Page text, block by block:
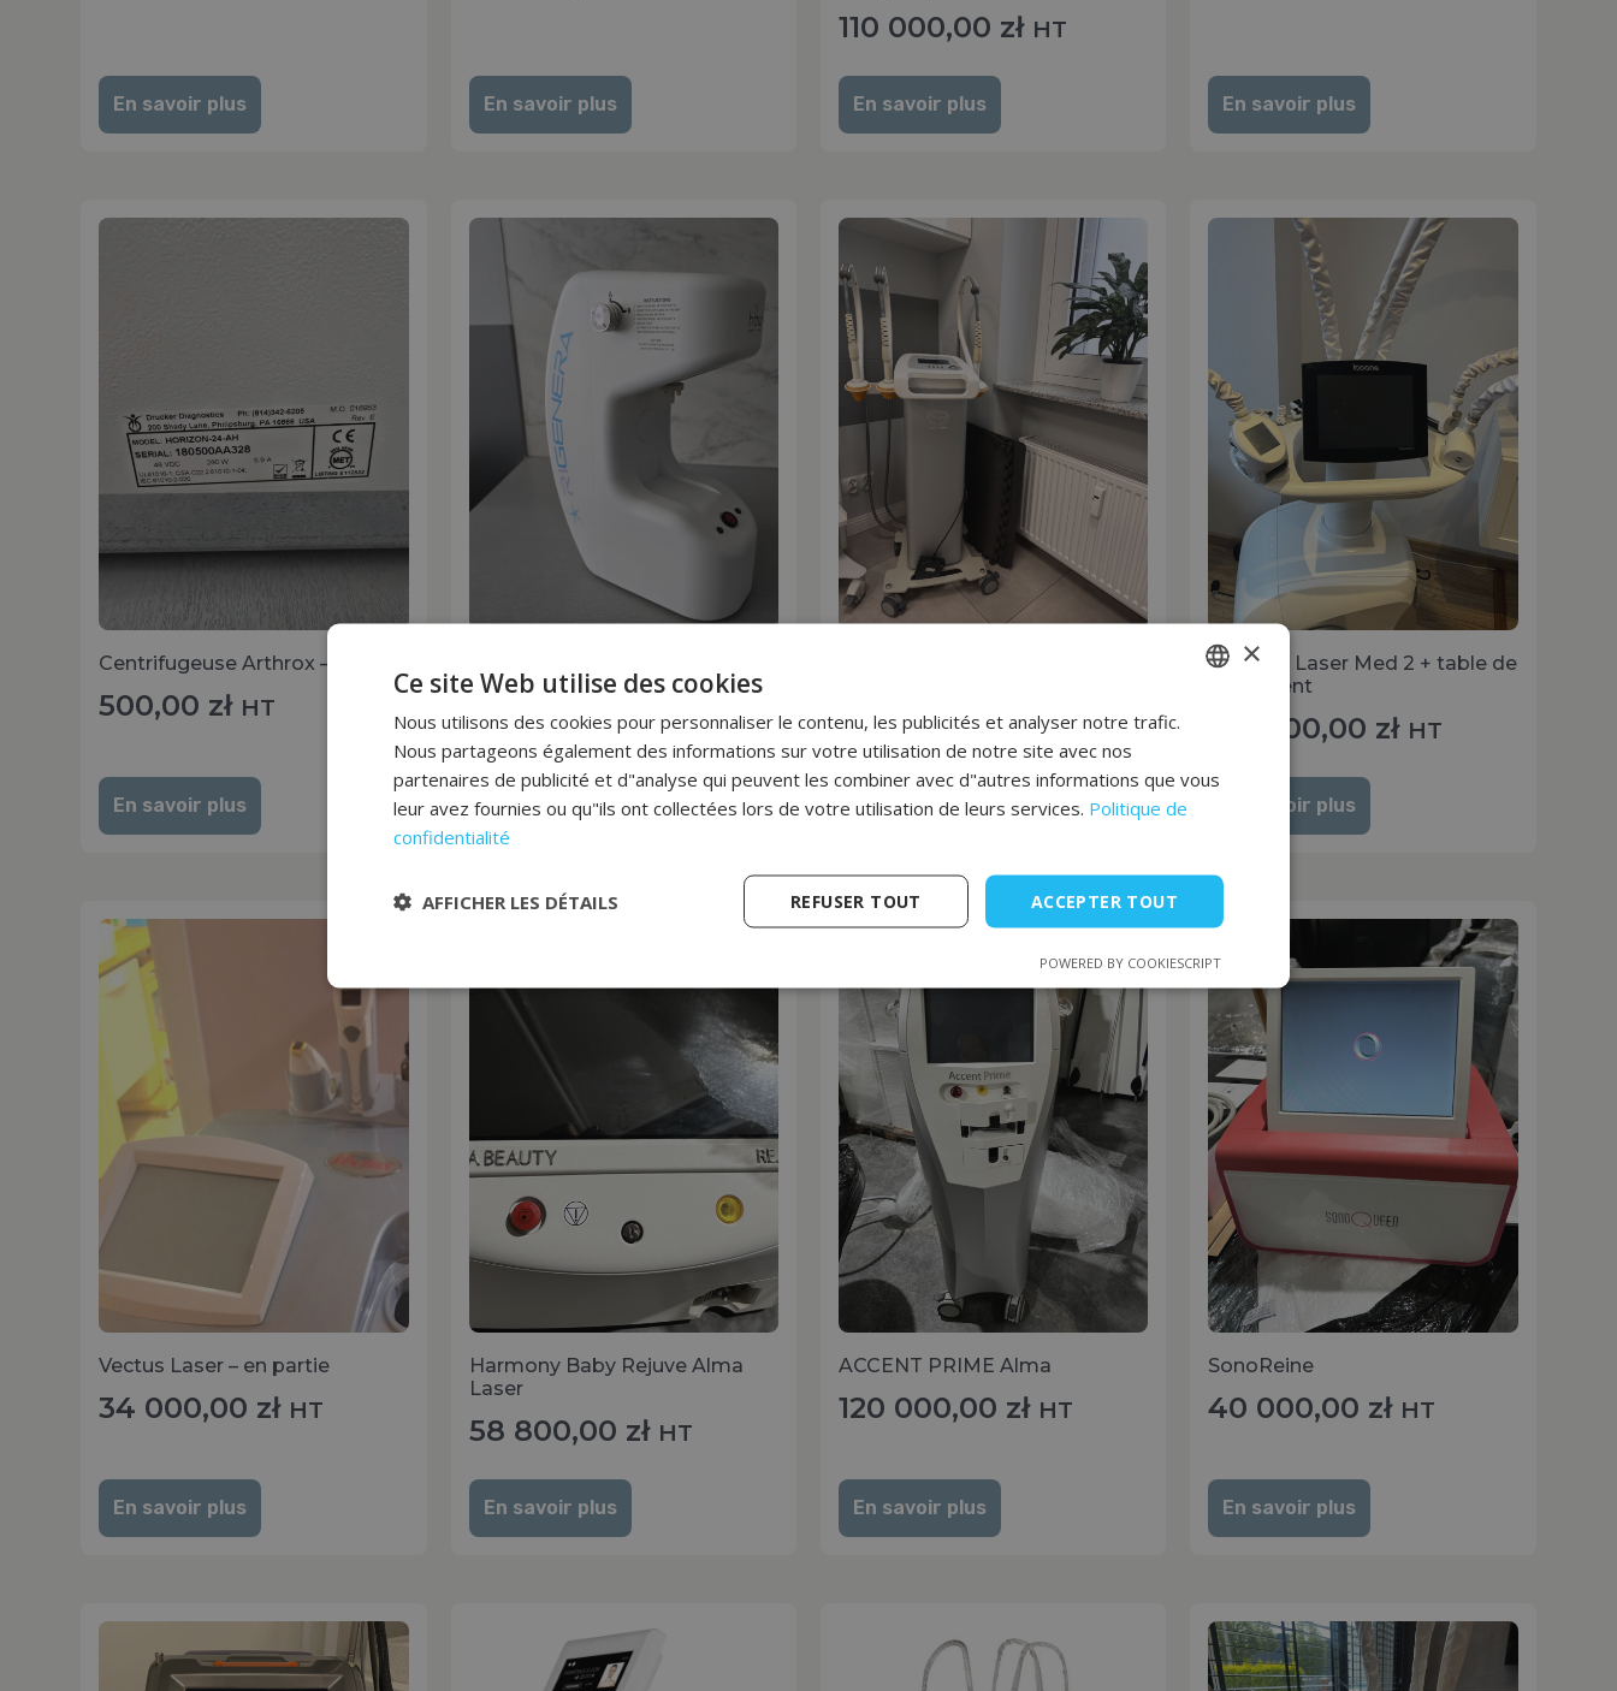
En savoir plus En savoir plus
110 000,00 zł HT
En savoir plus En savoir plus
Centrifugeuse Arthrox – Croma
500,00 zł HT
En savoir plus En savoir plus En savoir plus
ICOONE Laser Med 2 + table de
traitement
150 000,00 zł HT
En savoir plus
Vectus Laser – en partie
34 000,00 zł HT
En savoir plus
Harmony Baby Rejuve Alma
Laser
58 800,00 zł HT
En savoir plus
ACCENT PRIME Alma
120 000,00 zł HT
En savoir plus
SonoReine
40 000,00 zł HT
En savoir plus
×
Ce site Web utilise des cookies
Nous utilisons des cookies pour personnaliser le contenu, les publicités et analyser notre trafic.
Nous partageons également des informations sur votre utilisation de notre site avec nos
partenaires de publicité et d"analyse qui peuvent les combiner avec d"autres informations que vous
leur avez fournies ou qu"ils ont collectées lors de votre utilisation de leurs services. Politique de
confidentialité
ACCEPTER TOUT
REFUSER TOUT
AFFICHER LES DÉTAILS
POWERED BY COOKIESCRIPT